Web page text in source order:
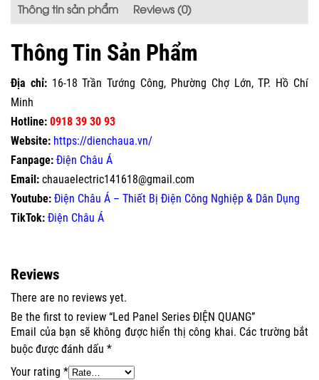
Thông tin sản phẩm Reviews (0)
Thông Tin Sản Phẩm
Địa chỉ:16-18 Trần Tướng Công, Phường Chợ Lớn, TP. Hồ Chí
Minh
Hotline: 0918 39 30 93
Website: https://dienchaua.vn/
Fanpage: Điện Châu Á
Email: chauaelectric141618@gmail.com
Youtube: Điện Châu Á – Thiết Bị Điện Công Nghiệp & Dân Dụng
TikTok: Điện Châu Á
Reviews
There are no reviews yet.
Be the first to review “Led Panel Series ĐIỆN QUANG”
Email của bạn sẽ không được hiển thị công khai. Các trường bắt
buộc được đánh dấu *
Your rating *